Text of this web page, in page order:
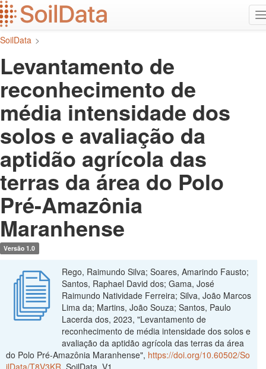
Ir
para
o
conteúdo
SoilData >
Levantamento de
reconhecimento de
média intensidade dos
solos e avaliação da
aptidão agrícola das
terras da área do Polo
Pré-Amazônia
Maranhense
Versão 1.0
Rego, Raimundo Silva; Soares, Amarindo Fausto;
Santos, Raphael David dos; Gama, José
Raimundo Natividade Ferreira; Silva, João Marcos
Lima da; Martins, João Souza; Santos, Paulo
Lacerda dos, 2023, "Levantamento de
reconhecimento de média intensidade dos solos e
avaliação da aptidão agrícola das terras da área
do Polo Pré-Amazônia Maranhense", https://doi.org/10.60502/So
ilData/T8V3KR, SoilData, V1